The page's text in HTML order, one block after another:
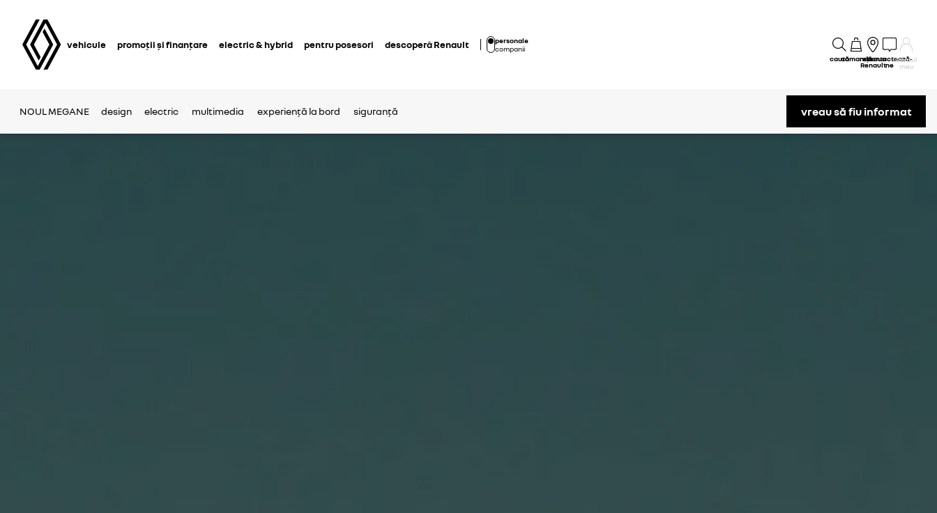
vehicule promoții și finanțare electric & hybrid pentru posesori descoperă Renault
personale
companii
cautăcomandărețeaua
Renault
contactează-
ne
Contul
meu
NOUL MEGANE design electric multimedia experiență la bord siguranță vreau să fiu informat